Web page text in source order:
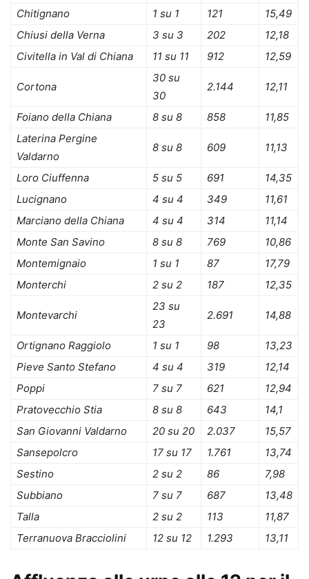
Chitignano
1 su 1 121
15,49
Chiusi della Verna
3 su 3 202
12,18
Civitella in Val di Chiana
11 su 11 912 12,59
Cortona
30 su
30
2.144 12,11
Foiano della Chiana 8 su 8 858
11,85
Laterina Pergine
Valdarno
8 su 8 609 11,13
Loro Ciuffenna 5 su 5 691
14,35
Lucignano
4 su 4 349
11,61
Marciano della Chiana
4 su 4 314
11,14
Monte San Savino
8 su 8 769
10,86
Montemignaio
1 su 1 87
17,79
Monterchi
2 su 2 187 12,35
Montevarchi
23 su
23
2.691 14,88
Ortignano Raggiolo 1 su 1 98
13,23
Pieve Santo Stefano
4 su 4 319
12,14
Poppi
7 su 7 621
12,94
Pratovecchio Stia
8 su 8 643
14,1
San Giovanni Valdarno
20 su 20 2.037
15,57
Sansepolcro
17 su 17 1.761
13,74
Sestino
2 su 2 86
7,98
Subbiano
7 su 7 687
13,48
Talla
2 su 2 113
11,87
Terranuova Bracciolini
12 su 12 1.293 13,11